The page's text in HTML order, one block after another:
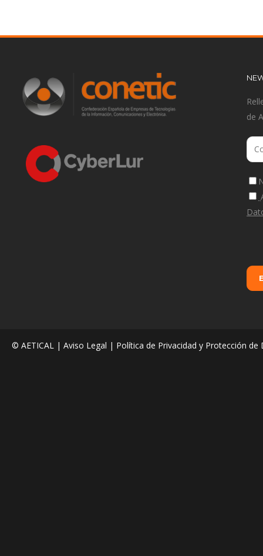
de
© AETICAL | Aviso Legal | Política de Privacidad y Protección de